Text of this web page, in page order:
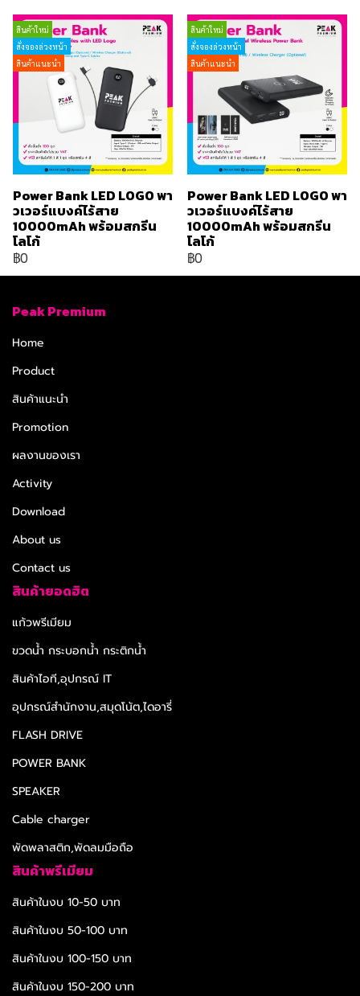
สินค้าใหม่
สั่งจองล่วงหน้า
สินค้าแนะนำ
Power Bank LED LOGO พา
วเวอร์แบงค์ไร้สาย
10000mAh พร้อมสกรีน
โลโก้
฿0
สินค้าใหม่
สั่งจองล่วงหน้า
สินค้าแนะนำ
Power Bank LED LOGO พา
วเวอร์แบงค์ไร้สาย
10000mAh พร้อมสกรีน
โลโก้
฿0
Peak Premium
Home
Product
สินค้าแนะนำ
Promotion
ผลงานของเรา
Activity
Download
About us
Contact us
สินค้ายอดฮิต
แก้วพรีเมียม
ขวดน้ำ กระบอกน้ำ กระติกน้ำ
สินค้าไอที,อุปกรณ์ IT
อุปกรณ์สำนักงาน,สมุดโน้ต,ไดอารี่
FLASH DRIVE
POWER BANK
SPEAKER
Cable charger
พัดพลาสติก,พัดลมมือถือ
สินค้าพรีเมียม
สินค้าในงบ 10-50 บาท
สินค้าในงบ 50-100 บาท
สินค้าในงบ 100-150 บาท
สินค้าในงบ 150-200 บาท